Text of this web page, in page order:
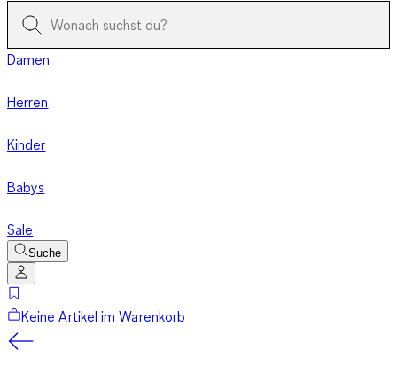
Damen
Herren
Kinder
Babys
Sale
Suche
Keine Artikel im Warenkorb